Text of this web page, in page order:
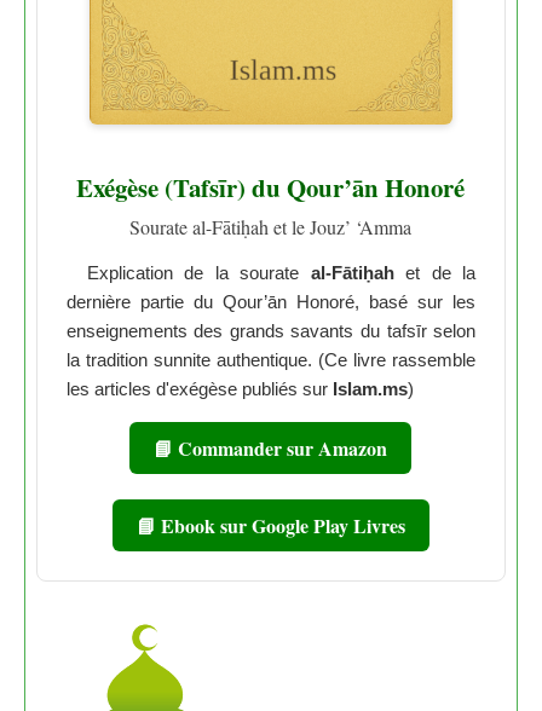
Exégèse (Tafsīr) du Qour’ān Honoré
Sourate al-Fātiḥah et le Jouz’ ‘Amma
Explication de la sourate al-Fātiḥahet de la
dernière partie du Qour’ān Honoré, basé sur les
enseignements des grands savants du tafsīr selon
la tradition sunnite authentique. (Ce livre rassemble
les articles d'exégèse publiés sur Islam.ms)
📘 Commander sur Amazon
📘 Ebook sur Google Play Livres